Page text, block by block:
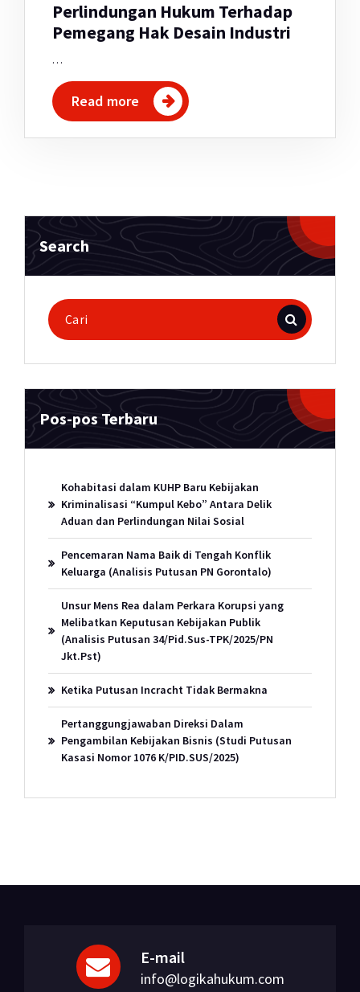
Perlindungan Hukum Terhadap
Pemegang Hak Desain Industri
…
Read more
Search
Pencarian
untuk:
Pos-pos Terbaru
Kohabitasi dalam KUHP Baru Kebijakan
Kriminalisasi “Kumpul Kebo” Antara Delik
Aduan dan Perlindungan Nilai Sosial
Pencemaran Nama Baik di Tengah Konflik
Keluarga (Analisis Putusan PN Gorontalo)
Unsur Mens Rea dalam Perkara Korupsi yang
Melibatkan Keputusan Kebijakan Publik
(Analisis Putusan 34/Pid.Sus-TPK/2025/PN
Jkt.Pst)
Ketika Putusan Incracht Tidak Bermakna
Pertanggungjawaban Direksi Dalam
Pengambilan Kebijakan Bisnis (Studi Putusan
Kasasi Nomor 1076 K/PID.SUS/2025)
E-mail
info@logikahukum.com